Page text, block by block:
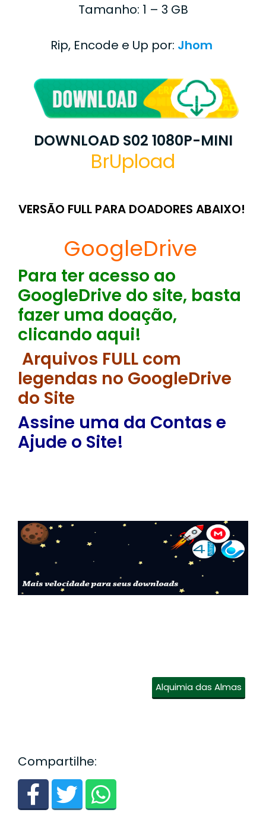
Tamanho: 1 – 3 GB
Rip, Encode e Up por: Jhom
DOWNLOAD S02 1080P-MINI
BrUpload
VERSÃO FULL PARA DOADORES ABAIXO!
GoogleDrive
Para ter acesso ao
GoogleDrive do site, basta
fazer uma doação,
clicando aqui!
Arquivos FULL com
legendas no GoogleDrive
do Site
Assine uma da Contas e
Ajude o Site!
Alquimia das Almas
Compartilhe: